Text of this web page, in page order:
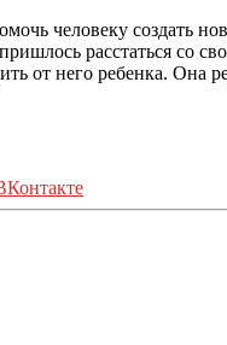
человеку создать
расстаться
от него ребенка. Она